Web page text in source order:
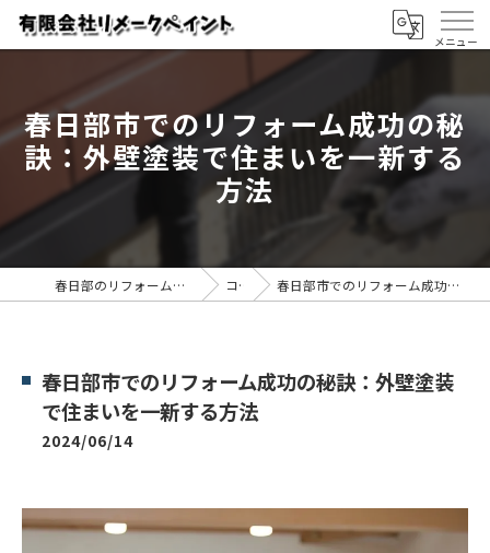
春日部市でのリフォーム成功の秘
訣：外壁塗装で住まいを一新する
方法
春日部のリフォームなら有限会社リメークペイント コラム 春日部市でのリフォーム成功の秘訣：外壁塗装で住まいを一新する方法
春日部市でのリフォーム成功の秘訣：外壁塗装
で住まいを一新する方法
2024/06/14